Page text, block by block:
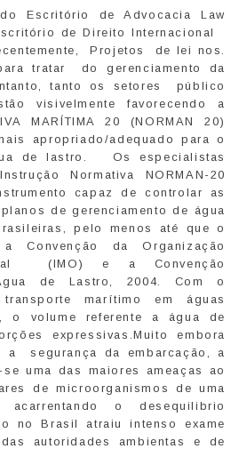
Escritório de Advocacia Law
de Direito Internacional
Projetos de lei nos.
tratar do gerenciamento da
tanto os setores público
visivelmente favorecendo a
MARÍTIMA 20 (NORMAN 20)
apropriado/adequado para o
de lastro. Os especialistas
Normativa NORMAN-20
capaz de controlar as
de gerenciamento de água
pelo menos até que o
Convenção da Organização
(IMO) e a Convenção
de Lastro, 2004. Com o
marítimo em águas
o volume referente a água de
expressivas.Muito embora
a segurança da embarcação, a
uma das maiores ameaças ao
de microorganismos de uma
o desequilibrio
no Brasil atraiu intenso exame
autoridades ambientas e de